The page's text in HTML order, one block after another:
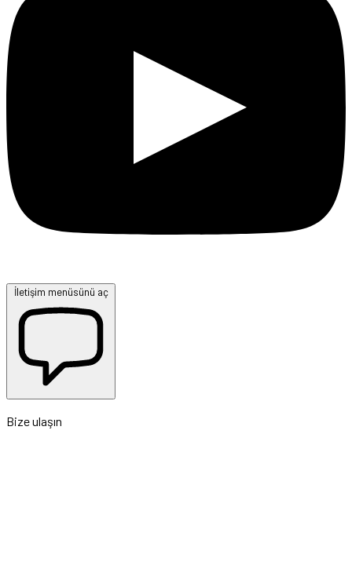
İletişim menüsünü aç
Bize ulaşın